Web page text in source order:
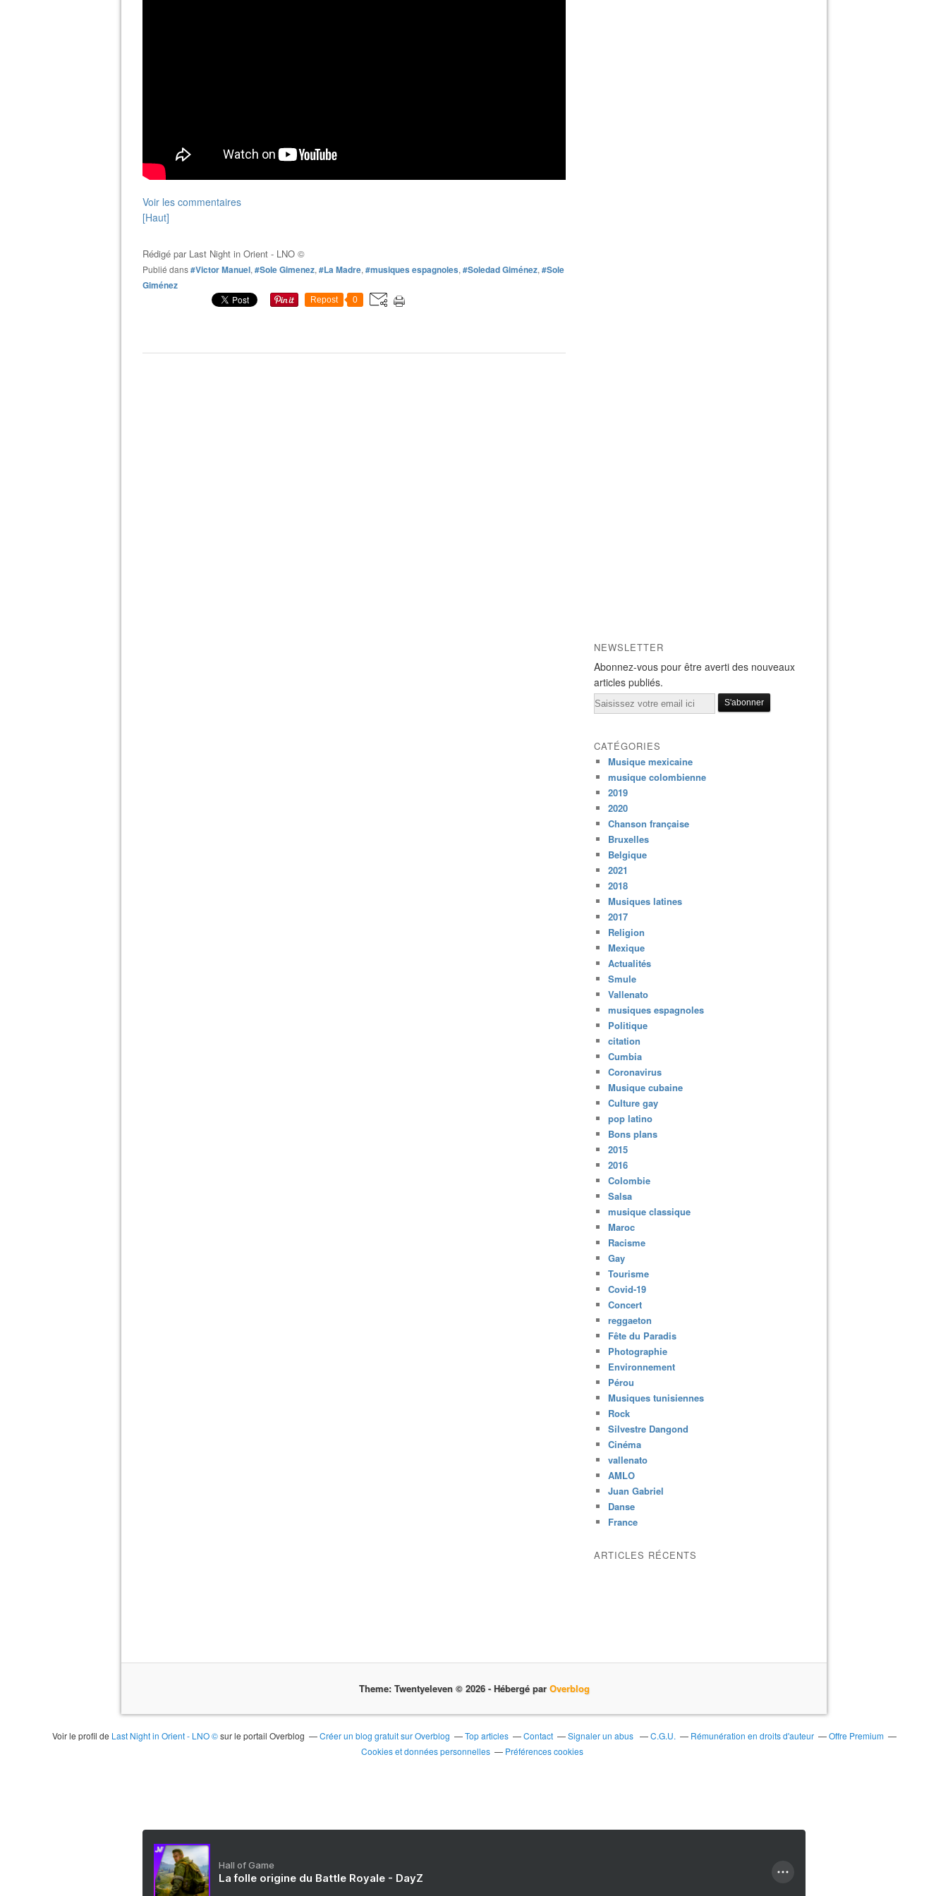
Voir les commentaires
[Haut]
Rédigé par Last Night in Orient - LNO ©
Publié dans#Victor Manuel, #Sole Gimenez, #La Madre, #musiques espagnoles, #Soledad Giménez, #Sole
Giménez
Repost 0
NEWSLETTER
Abonnez-vous pour être averti des nouveaux
articles publiés.
Email
CATÉGORIES
Musique mexicaine
musique colombienne
2019
2020
Chanson française
Bruxelles
Belgique
2021
2018
Musiques latines
2017
Religion
Mexique
Actualités
Smule
Vallenato
musiques espagnoles
Politique
citation
Cumbia
Coronavirus
Musique cubaine
Culture gay
pop latino
Bons plans
2015
2016
Colombie
Salsa
musique classique
Maroc
Racisme
Gay
Tourisme
Covid-19
Concert
reggaeton
Fête du Paradis
Photographie
Environnement
Pérou
Musiques tunisiennes
Rock
Silvestre Dangond
Cinéma
vallenato
AMLO
Juan Gabriel
Danse
France
ARTICLES RÉCENTS
Theme: Twentyeleven © 2026 - Hébergé par Overblog
Voir le profil de Last Night in Orient - LNO ©sur le portail Overblog Créer un blog gratuit sur Overblog Top articles Contact Signaler un abus C.G.U. Rémunération en droits d'auteur
Offre Premium
Cookies et données personnelles
Préférences cookies
Hall of Game
La folle origine du Battle Royale - DayZ